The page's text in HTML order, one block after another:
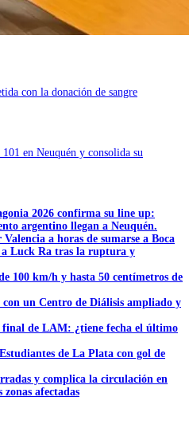
con la donación de sangre
en Neuquén y consolida su
2026 confirma su line up:
argentino llegan a Neuquén.
a horas de sumarse a Boca
Luck Ra tras la ruptura y
100 km/h y hasta 50 centímetros de
un Centro de Diálisis ampliado y
de LAM: ¿tiene fecha el último
de La Plata con gol de
y complica la circulación en
afectadas